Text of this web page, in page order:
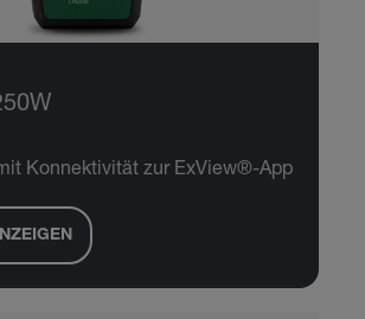
Konnektivität zur ExView®-App